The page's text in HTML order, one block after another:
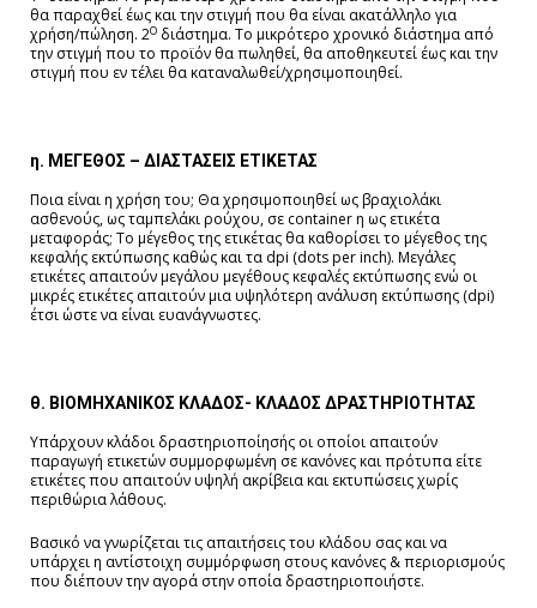
θα παραχθεί έως και την στιγμή που θα είναι ακατάλληλο για
χρήση/πώληση. 2Ο διάστημα. Το μικρότερο χρονικό διάστημα από
την στιγμή που το προϊόν θα πωληθεί, θα αποθηκευτεί έως και την
στιγμή που εν τέλει θα καταναλωθεί/χρησιμοποιηθεί.
η. ΜΕΓΕΘΟΣ – ΔΙΑΣΤΑΣΕΙΣ ΕΤΙΚΕΤΑΣ
Ποια είναι η χρήση του; Θα χρησιμοποιηθεί ως βραχιολάκι
ασθενούς, ως ταμπελάκι ρούχου, σε container η ως ετικέτα
μεταφοράς; Το μέγεθος της ετικέτας θα καθορίσει το μέγεθος της
κεφαλής εκτύπωσης καθώς και τα dpi (dots per inch). Μεγάλες
ετικέτες απαιτούν μεγάλου μεγέθους κεφαλές εκτύπωσης ενώ οι
μικρές ετικέτες απαιτούν μια υψηλότερη ανάλυση εκτύπωσης (dpi)
έτσι ώστε να είναι ευανάγνωστες.
θ. ΒΙΟΜΗΧΑΝΙΚΟΣ ΚΛΑΔΟΣ- ΚΛΑΔΟΣ ΔΡΑΣΤΗΡΙΟΤΗΤΑΣ
Υπάρχουν κλάδοι δραστηριοποίησής οι οποίοι απαιτούν
παραγωγή ετικετών συμμορφωμένη σε κανόνες και πρότυπα είτε
ετικέτες που απαιτούν υψηλή ακρίβεια και εκτυπώσεις χωρίς
περιθώρια λάθους.
Βασικό να γνωρίζεται τις απαιτήσεις του κλάδου σας και να
υπάρχει η αντίστοιχη συμμόρφωση στους κανόνες & περιορισμούς
που διέπουν την αγορά στην οποία δραστηριοποιήστε.